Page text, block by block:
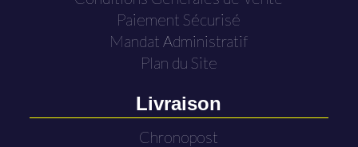
Paiement Sécurisé
Mandat Administratif
Plan du Site
Livraison
Chronopost